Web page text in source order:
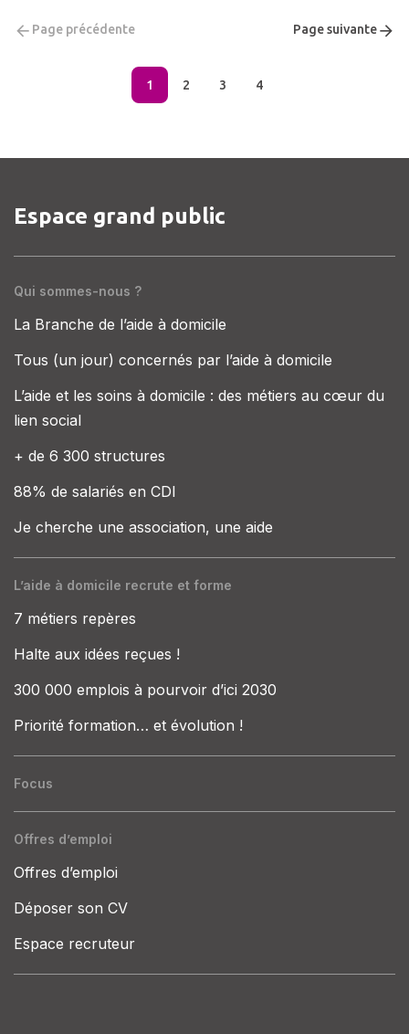
Page précédente
1 2 3 4
Page suivante
Espace grand public
Qui sommes-nous ?
La Branche de l’aide à domicile
Tous (un jour) concernés par l’aide à domicile
L’aide et les soins à domicile : des métiers au cœur du
lien social
+ de 6 300 structures
88% de salariés en CDI
Je cherche une association, une aide
L’aide à domicile recrute et forme
7 métiers repères
Halte aux idées reçues !
300 000 emplois à pourvoir d’ici 2030
Priorité formation… et évolution !
Focus
Offres d’emploi
Offres d’emploi
Déposer son CV
Espace recruteur